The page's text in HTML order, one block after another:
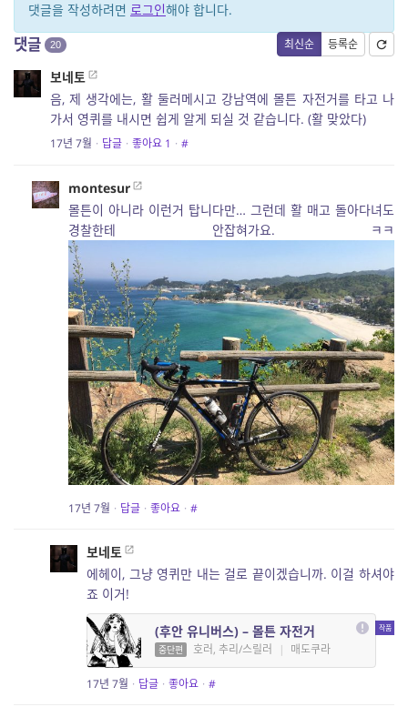
댓글을 작성하려면 로그인해야 합니다.
최신순 등록순
댓글 20
보네토
음, 제 생각에는, 활 둘러메시고 강남역에 몰튼 자전거를 타고 나
가서 영퀴를 내시면 쉽게 알게 되실 것 같습니다. (활 맞았다)
17년 7월 · 답글 · 좋아요 1 · #
montesur
몰튼이 아니라 이런거 탑니다만… 그런데 활 매고 돌아다녀도
경찰한테 안잡혀가요. ㅋㅋ
17년 7월 · 답글 · 좋아요 · #
보네토
에헤이, 그냥 영퀴만 내는 걸로 끝이겠습니까. 이걸 하셔야
죠 이거!
(후안 유니버스) – 몰튼 자전거
중단편 호러, 추리/스릴러 | 매도쿠라
17년 7월 · 답글 · 좋아요 · #